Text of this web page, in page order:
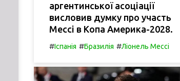
аргентинської асоціації
висловив думку про участь
Мессі в Копа Америка-2028.
#Іспанія #Бразилія #Ліонель Мессі